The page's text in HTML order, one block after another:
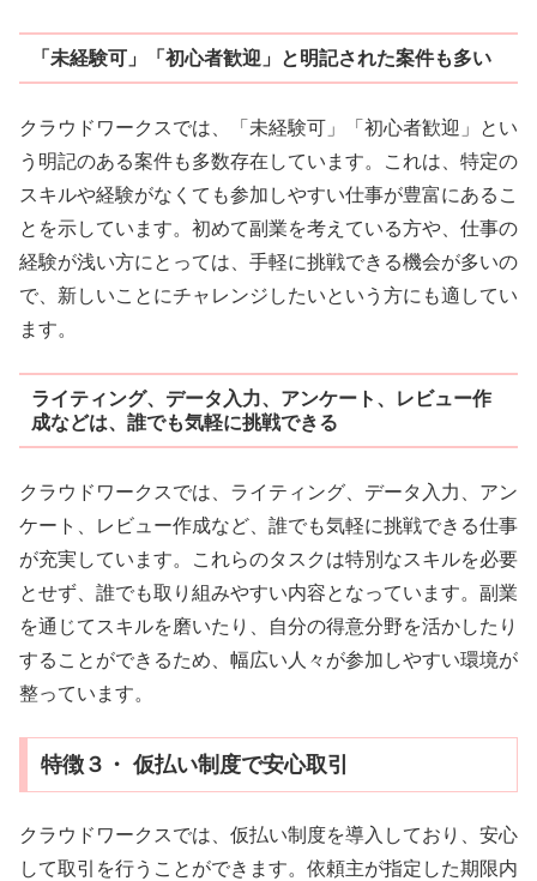
「未経験可」「初心者歓迎」と明記された案件も多い
クラウドワークスでは、「未経験可」「初心者歓迎」とい
う明記のある案件も多数存在しています。これは、特定の
スキルや経験がなくても参加しやすい仕事が豊富にあるこ
とを示しています。初めて副業を考えている方や、仕事の
経験が浅い方にとっては、手軽に挑戦できる機会が多いの
で、新しいことにチャレンジしたいという方にも適してい
ます。
ライティング、データ入力、アンケート、レビュー作
成などは、誰でも気軽に挑戦できる
クラウドワークスでは、ライティング、データ入力、アン
ケート、レビュー作成など、誰でも気軽に挑戦できる仕事
が充実しています。これらのタスクは特別なスキルを必要
とせず、誰でも取り組みやすい内容となっています。副業
を通じてスキルを磨いたり、自分の得意分野を活かしたり
することができるため、幅広い人々が参加しやすい環境が
整っています。
特徴３・ 仮払い制度で安心取引
クラウドワークスでは、仮払い制度を導入しており、安心
して取引を行うことができます。依頼主が指定した期限内